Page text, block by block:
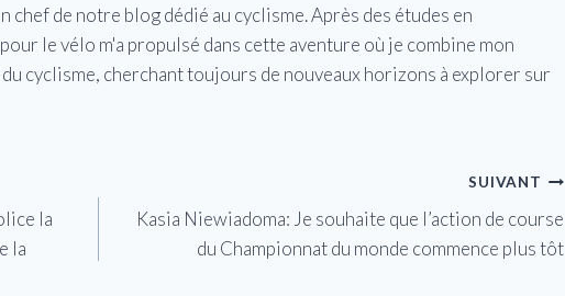
chef de notre blog dédié au cyclisme. Après des études en
le vélo m'a propulsé dans cette aventure où je combine mon
cyclisme, cherchant toujours de nouveaux horizons à explorer sur
la
la
SUIVANT
Kasia Niewiadoma: Je souhaite que l’action de course
du Championnat du monde commence plus tôt